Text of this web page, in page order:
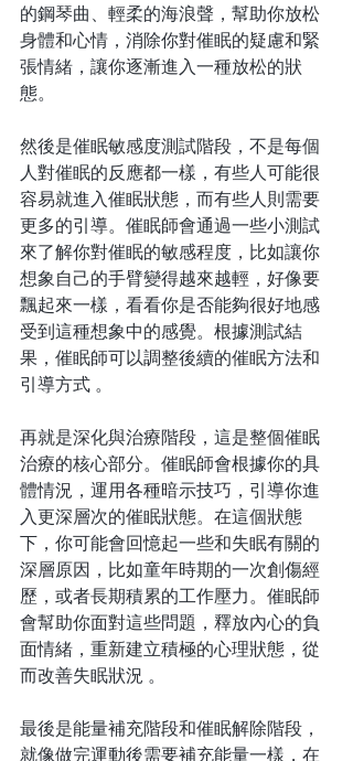
的鋼琴曲、輕柔的海浪聲，幫助你放松
身體和心情，消除你對催眠的疑慮和緊
張情緒，讓你逐漸進入一種放松的狀
態。
然後是催眠敏感度測試階段，不是每個
人對催眠的反應都一樣，有些人可能很
容易就進入催眠狀態，而有些人則需要
更多的引導。催眠師會通過一些小測試
來了解你對催眠的敏感程度，比如讓你
想象自己的手臂變得越來越輕，好像要
飄起來一樣，看看你是否能夠很好地感
受到這種想象中的感覺。根據測試結
果，催眠師可以調整後續的催眠方法和
引導方式 。
再就是深化與治療階段，這是整個催眠
治療的核心部分。催眠師會根據你的具
體情況，運用各種暗示技巧，引導你進
入更深層次的催眠狀態。在這個狀態
下，你可能會回憶起一些和失眠有關的
深層原因，比如童年時期的一次創傷經
歷，或者長期積累的工作壓力。催眠師
會幫助你面對這些問題，釋放內心的負
面情緒，重新建立積極的心理狀態，從
而改善失眠狀況 。
最後是能量補充階段和催眠解除階段，
就像做完運動後需要補充能量一樣，在